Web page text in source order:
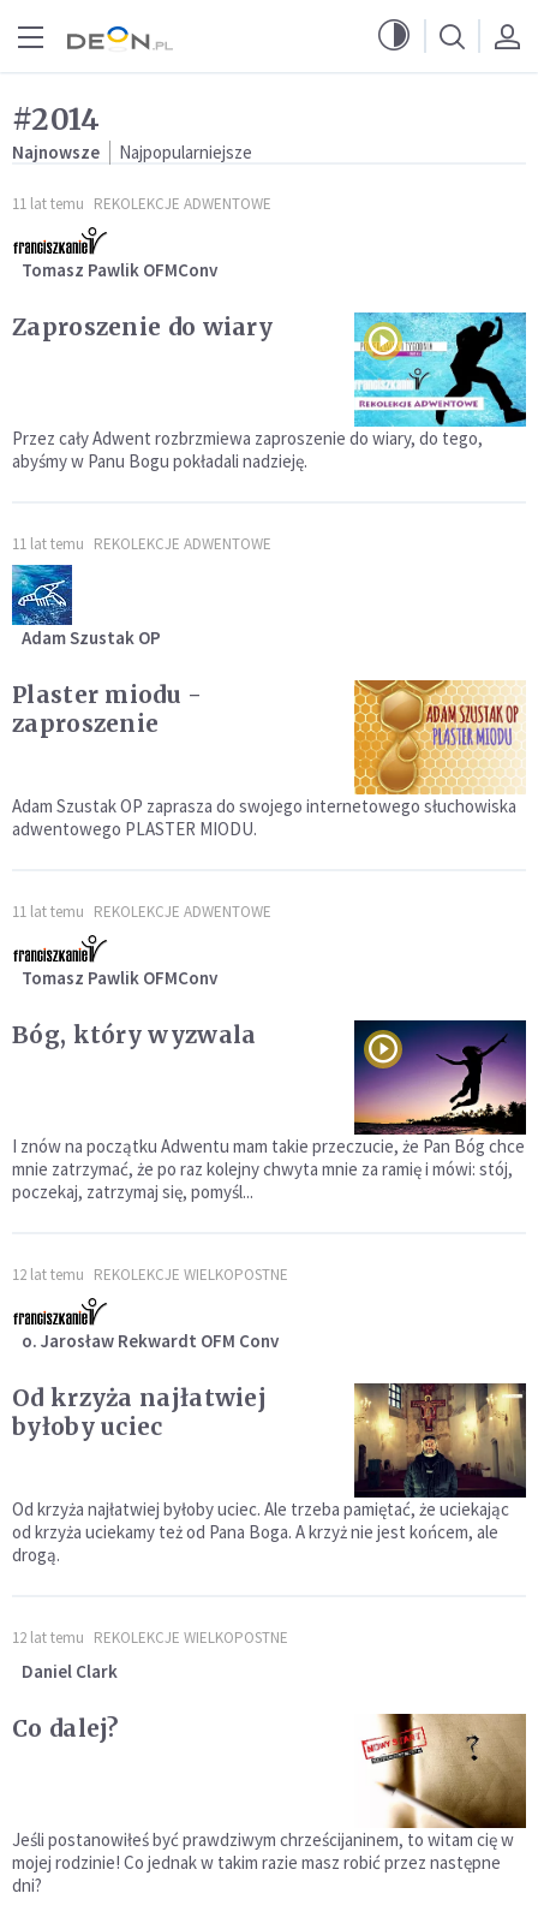
#2014
Najnowsze Najpopularniejsze
11 lat temu REKOLEKCJE ADWENTOWE
Tomasz Pawlik OFMConv
Zaproszenie do wiary
Przez cały Adwent rozbrzmiewa zaproszenie do wiary, do tego,
abyśmy w Panu Bogu pokładali nadzieję.
11 lat temu REKOLEKCJE ADWENTOWE
Adam Szustak OP
Plaster miodu -
zaproszenie
Adam Szustak OP zaprasza do swojego internetowego słuchowiska
adwentowego PLASTER MIODU.
11 lat temu REKOLEKCJE ADWENTOWE
Tomasz Pawlik OFMConv
Bóg, który wyzwala
I znów na początku Adwentu mam takie przeczucie, że Pan Bóg chce
mnie zatrzymać, że po raz kolejny chwyta mnie za ramię i mówi: stój,
poczekaj, zatrzymaj się, pomyśl...
12 lat temu REKOLEKCJE WIELKOPOSTNE
o. Jarosław Rekwardt OFM Conv
Od krzyża najłatwiej
byłoby uciec
Od krzyża najłatwiej byłoby uciec. Ale trzeba pamiętać, że uciekając
od krzyża uciekamy też od Pana Boga. A krzyż nie jest końcem, ale
drogą.
12 lat temu REKOLEKCJE WIELKOPOSTNE
Daniel Clark
Co dalej?
Jeśli postanowiłeś być prawdziwym chrześcijaninem, to witam cię w
mojej rodzinie! Co jednak w takim razie masz robić przez następne
dni?